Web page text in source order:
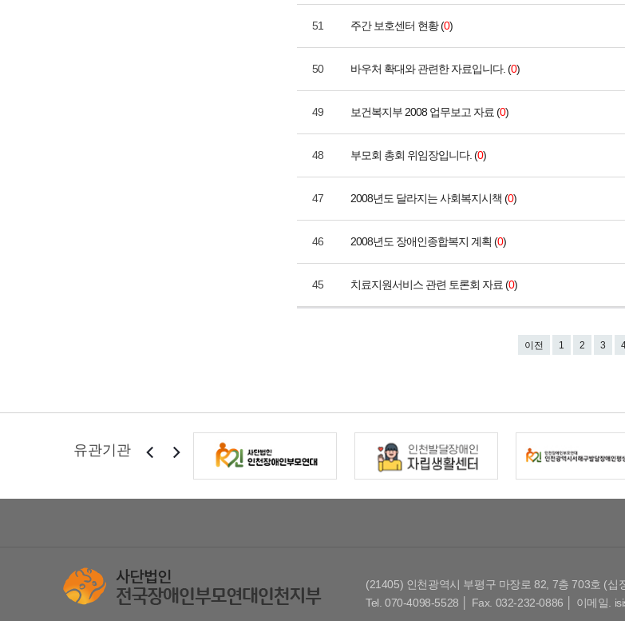
51 주간 보호센터 현황 (0)
50 바우처 확대와 관련한 자료입니다. (0)
49 보건복지부 2008 업무보고 자료 (0)
48 부모회 총회 위임장입니다. (0)
47 2008년도 달라지는 사회복지시책 (0)
46 2008년도 장애인종합복지 계획 (0)
45 치료지원서비스 관련 토론회 자료 (0)
이전 1 2 3
유관기관
(21405) 인천광역시 부평구 마장로 82, 7층 703호 (십
Tel. 070-4098-5528 │ Fax. 032-232-0886 │ 이메일.